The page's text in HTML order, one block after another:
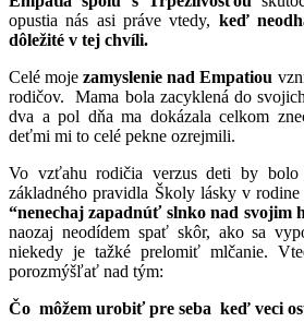
opustia nás asi práve vtedy, keď
dôležité v tej chvíli.
Celé mojezamyslenie nad Empatiou
rodičov. Mama bola zacyklená do
dva a pol dňa ma dokázala celkom
deťmi mi to celé pekne ozrejmili.
Vo vzťahu rodičia verzus deti by
základného pravidla Školy lásky v
“nenechaj zapadnúť slnko nad svojim
naozaj neodídem spať skôr, ako sa
niekedy je tažké prelomiť mlčanie.
porozmýšľať nad tým:
Čo môžem urobiť pre seba keď veci